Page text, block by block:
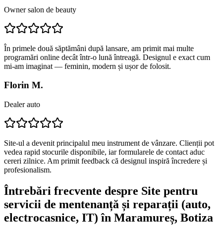
Owner salon de beauty
În primele două săptămâni după lansare, am primit mai multe
programări online decât într-o lună întreagă. Designul e exact cum
mi-am imaginat — feminin, modern și ușor de folosit.
Florin M.
Dealer auto
Site-ul a devenit principalul meu instrument de vânzare. Clienții pot
vedea rapid stocurile disponibile, iar formularele de contact aduc
cereri zilnice. Am primit feedback că designul inspiră încredere și
profesionalism.
Întrebări frecvente despre Site pentru
servicii de mentenanță și reparații (auto,
electrocasnice, IT) în Maramureș, Botiza